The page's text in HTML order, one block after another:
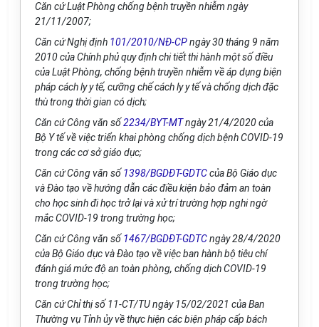
Căn cứ Luật Phòng chống bệnh truyền nhiễm ngày
21/11/2007;
Căn cứ Nghị định 101/2010/NĐ-CPngày 30 tháng 9 năm
2010 của Chính phủ quy định chi tiết thi hành một số điều
của Luật Phòng, chống bệnh truyền nhiễm về áp dụng biện
pháp cách ly y tế, cưỡng chế cách ly y tế và chống dịch đặc
thù trong thời gian có dịch;
Căn cứ Công văn số2234/BYT-MTngày 21/4/2020 của
Bộ Y tế về việc triển khai phòng chống dịch bệnh COVID-19
trong các cơ sở giáo dục;
Căn cứ Công văn số 1398/BGDĐT-GDTCcủa Bộ Giáo dục
và Đào tạo về hướng dẫn các điều kiện bảo đảm an toàn
cho học sinh đi học trở lại và xử trí trường hợp nghi ngờ
mắc COVID-19 trong trường học;
Căn cứ Công văn số 1467/BGDĐT-GDTCngày 28/4/2020
của Bộ Giáo dục và Đào tạo về việc ban hành bộ tiêu chí
đánh giá mức độ an toàn phòng, chống dịch COVID-19
trong trường học;
Căn cứ Chỉ thị số 11-CT/TU ngày 15/02/2021 của Ban
Thường vụ Tỉnh ủy về thực hiện các biện pháp cấp bách